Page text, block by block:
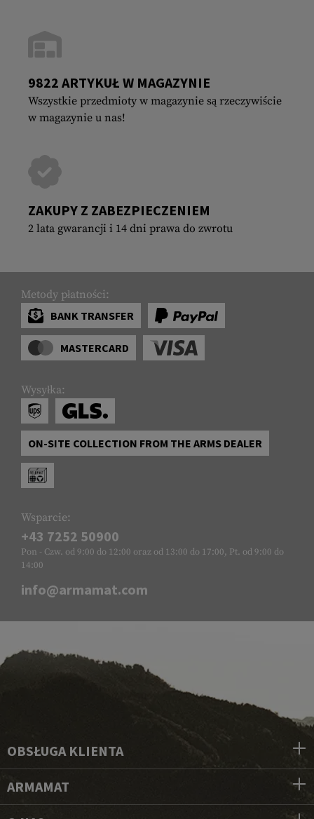
9822 ARTYKUŁ W MAGAZYNIE
Wszystkie przedmioty w magazynie są rzeczywiście
w magazynie u nas!
ZAKUPY Z ZABEZPIECZENIEM
2 lata gwarancji i 14 dni prawa do zwrotu
Metody płatności:
BANK TRANSFER
MASTERCARD
Wysyłka:
ON-SITE COLLECTION FROM THE ARMS DEALER
Wsparcie:
+43 7252 50900
Pon - Czw. od 9:00 do 12:00 oraz od 13:00 do 17:00, Pt. od 9:00 do
14:00
info@armamat.com
OBSŁUGA KLIENTA
ARMAMAT